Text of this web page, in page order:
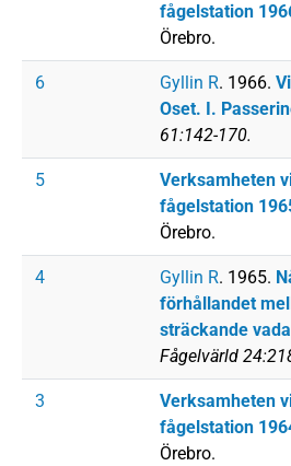
fågelstation
Örebro.
6 Gyllin R. 1966.
Oset. I.
61:142-170.
5
Verksamheten
fågelstation
Örebro.
4 Gyllin R. 1965.
förhållandet
sträckande
Fågelvärld
3
Verksamheten
fågelstation
Örebro.